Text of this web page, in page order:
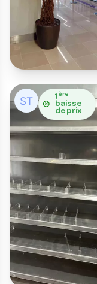
1 ère
baisse
de prix